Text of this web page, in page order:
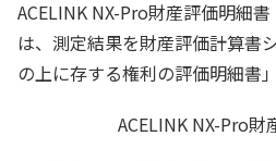
ACELINK NX-Pro財産評価明細
は、測定結果を財産評価計算書
の上に存する権利の評価明細書
ACELINK NX-Pro財